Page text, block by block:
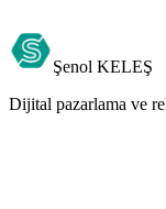
Şenol KELEŞ
Dijital pazarlama ve